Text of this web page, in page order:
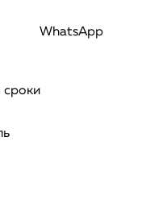
WhatsApp
сроки